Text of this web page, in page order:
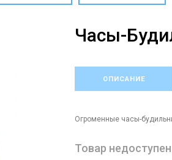
Часы-
ОПИСАНИЕ
Огроменные часы-
Товар недоступен